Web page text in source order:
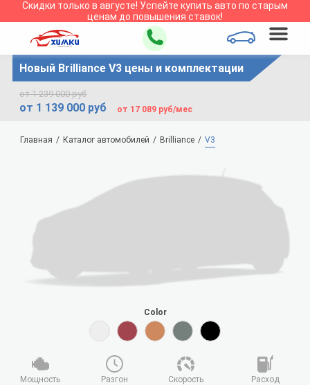
Скидки только в августе! Успейте купить авто по старым
ценам до повышения ставок!
Новый Brilliance V3 цены и комплектации
от 1 239 000 руб
от 1 139 000 руб от 17 089 руб/мес
Главная Каталог автомобилей Brilliance V3
Мощность
Разгон
Cкорость
Расход
Color